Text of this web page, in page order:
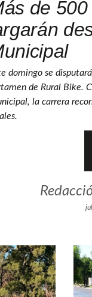
de
domingo se
de Rural Bike.
la carrera